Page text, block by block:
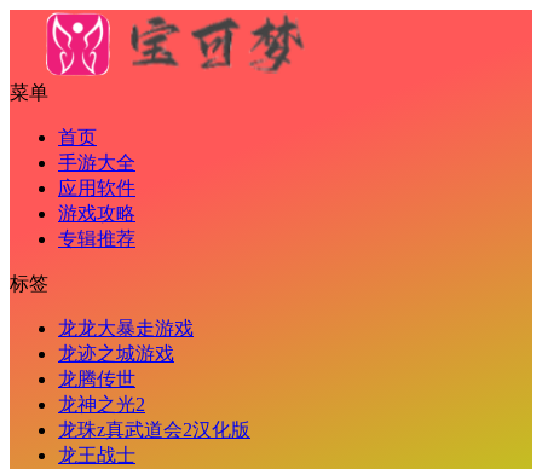
菜单
首页
手游大全
应用软件
游戏攻略
专辑推荐
标签
龙龙大暴走游戏
龙迹之城游戏
龙腾传世
龙神之光2
龙珠z真武道会2汉化版
龙王战士